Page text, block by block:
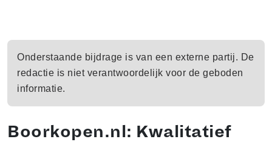
Onderstaande bijdrage is van een externe partij. De
redactie is niet verantwoordelijk voor de geboden
informatie.
Boorkopen.nl: Kwalitatief